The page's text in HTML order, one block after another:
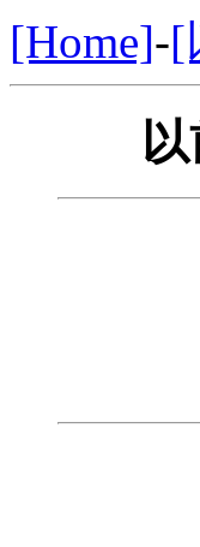
[Home]-[